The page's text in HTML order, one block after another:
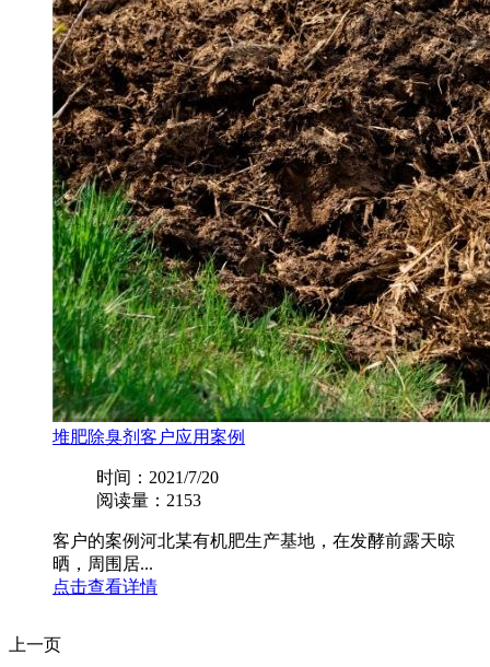
堆肥除臭剂客户应用案例
时间：2021/7/20
阅读量：2153
客户的案例河北某有机肥生产基地，在发酵前露天晾
晒，周围居...
点击查看详情
上一页